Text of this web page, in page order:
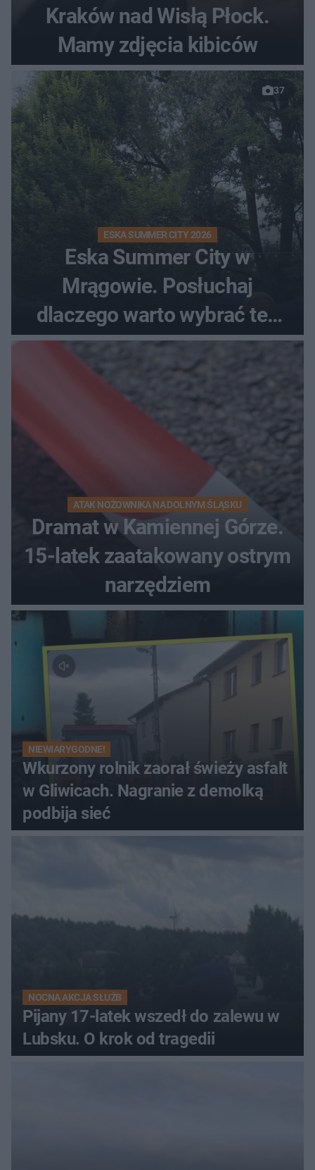
Kraków nad Wisłą Płock.
Mamy zdjęcia kibiców
37
ESKA SUMMER CITY 2026
Eska Summer City w
Mrągowie. Posłuchaj
dlaczego warto wybrać ten
kierunek na urlop!
ATAK NOŻOWNIKA NA DOLNYM ŚLĄSKU
Dramat w Kamiennej Górze.
15-latek zaatakowany ostrym
narzędziem
NIEWIARYGODNE!
Wkurzony rolnik zaorał świeży asfalt
w Gliwicach. Nagranie z demolką
podbija sieć
NOCNA AKCJA SŁUŻB
Pijany 17-latek wszedł do zalewu w
Lubsku. O krok od tragedii